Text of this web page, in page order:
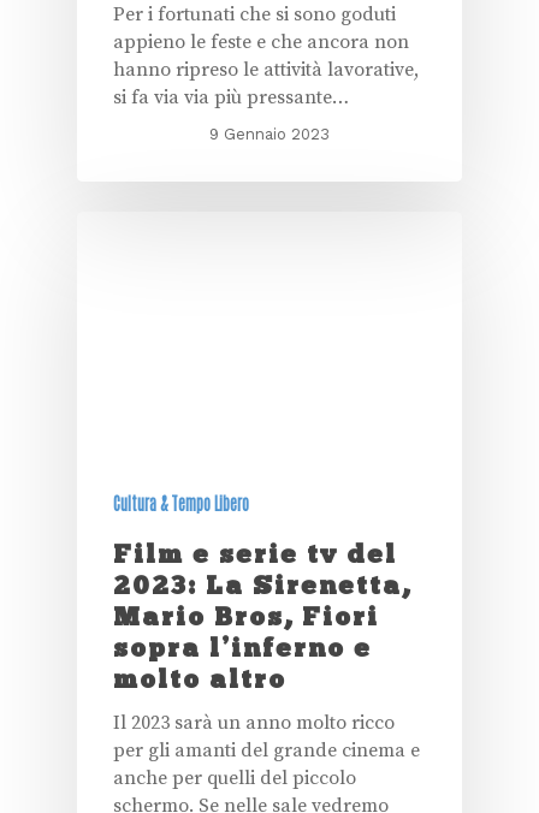
Per i fortunati che si sono goduti
appieno le feste e che ancora non
hanno ripreso le attività lavorative,
si fa via via più pressante…
9 Gennaio 2023
Cultura & Tempo Libero
Film e serie tv del
2023: La Sirenetta,
Mario Bros, Fiori
sopra l’inferno e
molto altro
Il 2023 sarà un anno molto ricco
per gli amanti del grande cinema e
anche per quelli del piccolo
schermo. Se nelle sale vedremo